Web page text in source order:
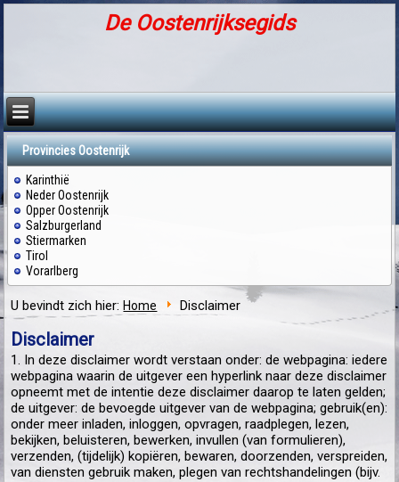
De Oostenrijksegids
Provincies Oostenrijk
Karinthië
Neder Oostenrijk
Opper Oostenrijk
Salzburgerland
Stiermarken
Tirol
Vorarlberg
U bevindt zich hier:Home Disclaimer
Disclaimer
1. In deze disclaimer wordt verstaan onder: de webpagina: iedere
webpagina waarin de uitgever een hyperlink naar deze disclaimer
opneemt met de intentie deze disclaimer daarop te laten gelden;
de uitgever: de bevoegde uitgever van de webpagina; gebruik(en):
onder meer inladen, inloggen, opvragen, raadplegen, lezen,
bekijken, beluisteren, bewerken, invullen (van formulieren),
verzenden, (tijdelijk) kopiëren, bewaren, doorzenden, verspreiden,
van diensten gebruik maken, plegen van rechtshandelingen (bijv.